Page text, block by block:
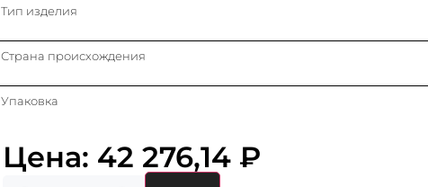
Тип изделия
Страна происхождения
Упаковка
Кратность
Цена: 42 276,14 ₽